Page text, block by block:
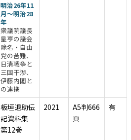
明治26年11
月～明治28
年
衆議院議長
星亨の議会
除名・自由
党の苦難、
日清戦争と
三国干渉、
伊藤内閣と
の連携
板垣退助伝
記資料集
第12巻
2021
A5判666
頁
有